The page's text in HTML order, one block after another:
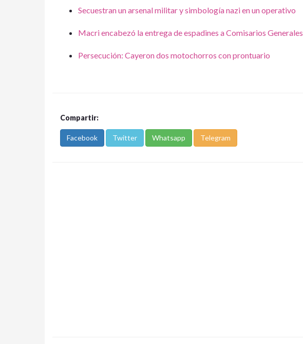
Secuestran un arsenal militar y simbología nazi en un operativo
Macri encabezó la entrega de espadines a Comisarios Generales
Persecución: Cayeron dos motochorros con prontuario
Compartir:
Facebook Twitter Whatsapp Telegram